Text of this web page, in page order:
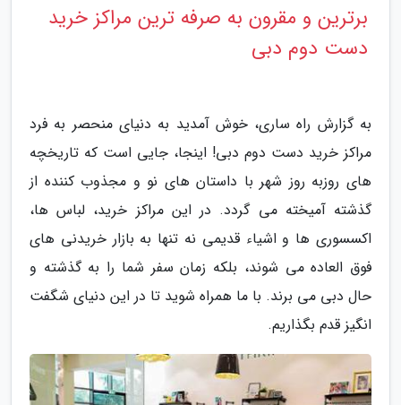
برترین و مقرون به صرفه ترین مراکز خرید
دست دوم دبی
به گزارش راه ساری، خوش آمدید به دنیای منحصر به فرد
مراکز خرید دست دوم دبی! اینجا، جایی است که تاریخچه
های روزبه روز شهر با داستان های نو و مجذوب کننده از
گذشته آمیخته می گردد. در این مراکز خرید، لباس ها،
اکسسوری ها و اشیاء قدیمی نه تنها به بازار خریدنی های
فوق العاده می شوند، بلکه زمان سفر شما را به گذشته و
حال دبی می برند. با ما همراه شوید تا در این دنیای شگفت
انگیز قدم بگذاریم.